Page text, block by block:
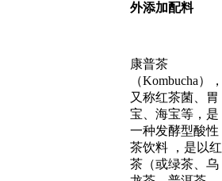
外添加配料
康普茶
（Kombucha），
又称红茶菌、胃
宝、海宝等，是
一种发酵型酸性
茶饮料 ，是以红
茶（或绿茶、乌